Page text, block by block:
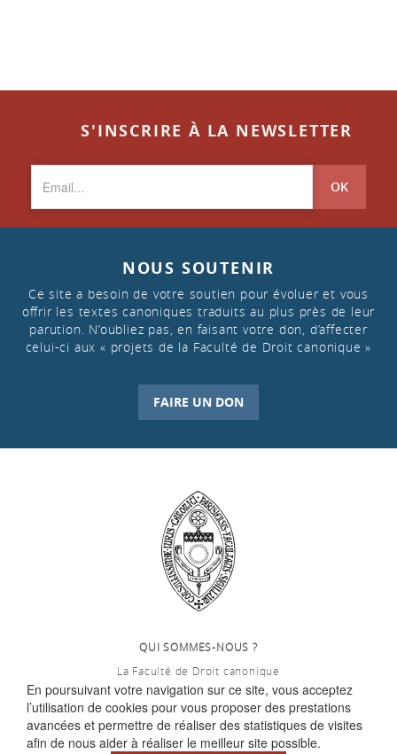
En poursuivant votre navigation sur ce site, vous acceptez
l’utilisation de cookies pour vous proposer des prestations
avancées et permettre de réaliser des statistiques de visites
afin de nous aider à réaliser le meilleur site possible.
S'INSCRIRE À LA NEWSLETTER
OK
NOUS SOUTENIR
Ce site a besoin de votre soutien pour évoluer et vous
offrir les textes canoniques traduits au plus près de leur
parution. N’oubliez pas, en faisant votre don, d’affecter
celui-ci aux « projets de la Faculté de Droit canonique »
FAIRE UN DON
QUI SOMMES-NOUS ?
La Faculté de Droit canonique
Partenaires / mécènes
Liens utiles
MENTIONS LÉGALES